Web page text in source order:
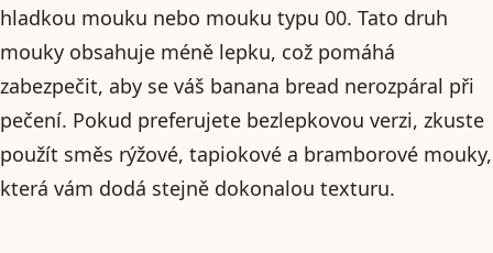
hladkou mouku nebo mouku typu 00. Tato druh
mouky obsahuje méně lepku, což pomáhá
zabezpečit, aby se váš banana bread nerozpáral při
pečení. Pokud preferujete bezlepkovou verzi, zkuste
použít směs rýžové, tapiokové a bramborové mouky,
která vám dodá stejně dokonalou texturu.